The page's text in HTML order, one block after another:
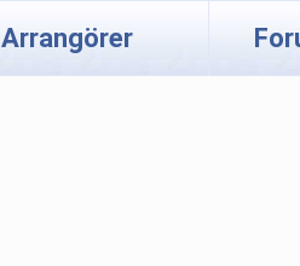
Arrangörer